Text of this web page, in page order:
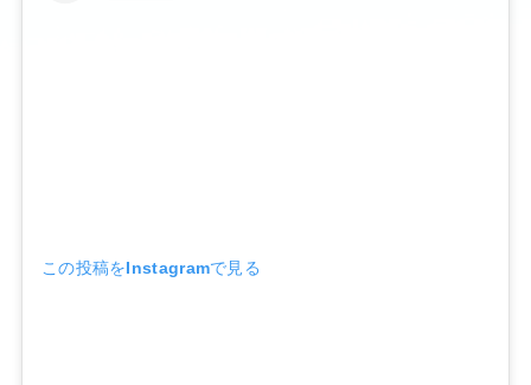
この投稿をInstagramで見る